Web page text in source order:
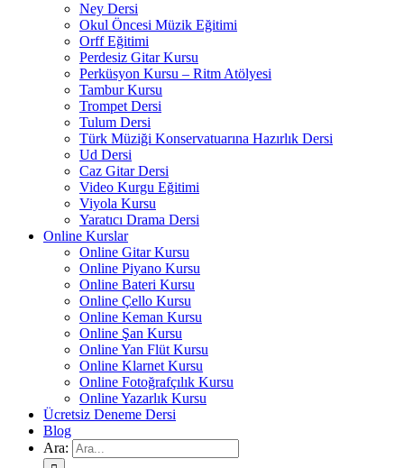
Ney Dersi
Okul Öncesi Müzik Eğitimi
Orff Eğitimi
Perdesiz Gitar Kursu
Perküsyon Kursu – Ritm Atölyesi
Tambur Kursu
Trompet Dersi
Tulum Dersi
Türk Müziği Konservatuarına Hazırlık Dersi
Ud Dersi
Caz Gitar Dersi
Video Kurgu Eğitimi
Viyola Kursu
Yaratıcı Drama Dersi
Online Kurslar
Online Gitar Kursu
Online Piyano Kursu
Online Bateri Kursu
Online Çello Kursu
Online Keman Kursu
Online Şan Kursu
Online Yan Flüt Kursu
Online Klarnet Kursu
Online Fotoğrafçılık Kursu
Online Yazarlık Kursu
Ücretsiz Deneme Dersi
Blog
Ara: